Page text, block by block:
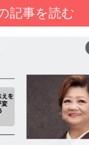
記事を読む